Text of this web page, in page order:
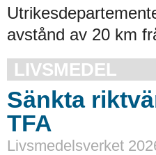
avstånd av 20 km
LIVSMEDEL
Sänkta
TFA
Livsmedelsverket